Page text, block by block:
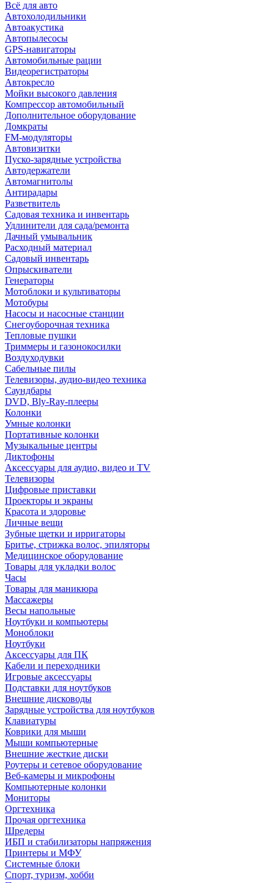
Всё для авто
Автохолодильники
Автоакустика
Автопылесосы
GPS-навигаторы
Автомобильные рации
Видеорегистраторы
Автокресло
Мойки высокого давления
Компрессор автомобильный
Дополнительное оборудование
Домкраты
FM-модуляторы
Автовизитки
Пуско-зарядные устройства
Автодержатели
Автомагнитолы
Антирадары
Разветвитель
Садовая техника и инвентарь
Удлинители для сада/ремонта
Дачный умывальник
Расходный материал
Садовый инвентарь
Опрыскиватели
Генераторы
Мотоблоки и культиваторы
Мотобуры
Насосы и насосные станции
Снегоуборочная техника
Тепловые пушки
Триммеры и газонокосилки
Воздуходувки
Сабельные пилы
Телевизоры, аудио-видео техника
Саундбары
DVD, Bly-Ray-плееры
Колонки
Умные колонки
Портативные колонки
Музыкальные центры
Диктофоны
Аксессуары для аудио, видео и TV
Телевизоры
Цифровые приставки
Проекторы и экраны
Красота и здоровье
Личные вещи
Зубные щетки и ирригаторы
Бритье, стрижка волос, эпиляторы
Медицинское оборудование
Товары для укладки волос
Часы
Товары для маникюра
Массажеры
Весы напольные
Ноутбуки и компьютеры
Моноблоки
Ноутбуки
Аксессуары для ПК
Кабели и переходники
Игровые аксессуары
Подставки для ноутбуков
Внешние дисководы
Зарядные устройства для ноутбуков
Клавиатуры
Коврики для мыши
Мыши компьютерные
Внешние жесткие диски
Роутеры и сетевое оборудование
Веб-камеры и микрофоны
Компьютерные колонки
Мониторы
Оргтехника
Прочая оргтехника
Шредеры
ИБП и стабилизаторы напряжения
Принтеры и МФУ
Системные блоки
Спорт, туризм, хобби